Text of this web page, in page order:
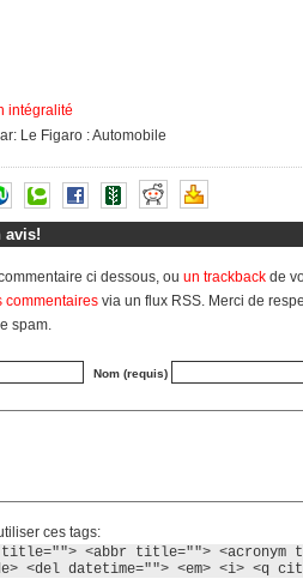
intégralité
Le Figaro : Automobile
avis!
ci dessous, ou un trackback de
commentaires via un flux RSS. Merci de
spam.
Nom (requis)
ces tags:
<abbr title=""> <acronym
<del datetime=""> <em> <i> <q